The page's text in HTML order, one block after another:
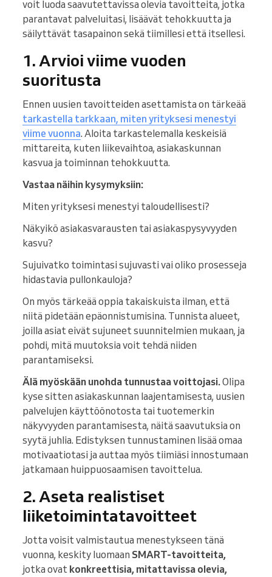
voit luoda saavutettavissa olevia tavoitteita, jotka
parantavat palveluitasi, lisäävät tehokkuutta ja
säilyttävät tasapainon sekä tiimillesi että itsellesi.
1. Arvioi viime vuoden
suoritusta
Ennen uusien tavoitteiden asettamista on tärkeää
tarkastella tarkkaan, miten yrityksesi menestyi
viime vuonna. Aloita tarkastelemalla keskeisiä
mittareita, kuten liikevaihtoa, asiakaskunnan
kasvua ja toiminnan tehokkuutta.
Vastaa näihin kysymyksiin:
Miten yrityksesi menestyi taloudellisesti?
Näkyikö asiakasvarausten tai asiakaspysyvyyden
kasvu?
Sujuivatko toimintasi sujuvasti vai oliko prosesseja
hidastavia pullonkauloja?
On myös tärkeää oppia takaiskuista ilman, että
niitä pidetään epäonnistumisina. Tunnista alueet,
joilla asiat eivät sujuneet suunnitelmien mukaan, ja
pohdi, mitä muutoksia voit tehdä niiden
parantamiseksi.
Älä myöskään unohda tunnustaa voittojasi.Olipa
kyse sitten asiakaskunnan laajentamisesta, uusien
palvelujen käyttöönotosta tai tuotemerkin
näkyvyyden parantamisesta, näitä saavutuksia on
syytä juhlia. Edistyksen tunnustaminen lisää omaa
motivaatiotasi ja auttaa myös tiimiäsi innostumaan
jatkamaan huippuosaamisen tavoittelua.
2. Aseta realistiset
liiketoimintatavoitteet
Jotta voisit valmistautua menestykseen tänä
vuonna, keskity luomaan SMART-tavoitteita,
jotka ovat konkreettisia, mitattavissa olevia,